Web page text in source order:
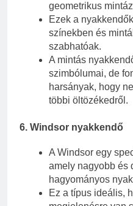
geometrikus
Ezek a
színekben és
szabhatóak.
A mintás
szimbólumai, de
harsányak, hogy
többi öltözékedről.
6. Windsor nyakkendő
A Windsor egy
amely nagyobb és
hagyományos
Ez a típus ideális,